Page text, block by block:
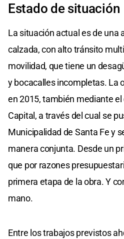
Estado de situación
La situación actual es de una
calzada, con alto tránsito
movilidad, que tiene un
y bocacalles incompletas. La
en 2015, también mediante
Capital, a través del cual se
Municipalidad de Santa Fe y
manera conjunta. Desde un
que por razones
primera etapa de la obra. Y
mano.
Entre los trabajos previstos